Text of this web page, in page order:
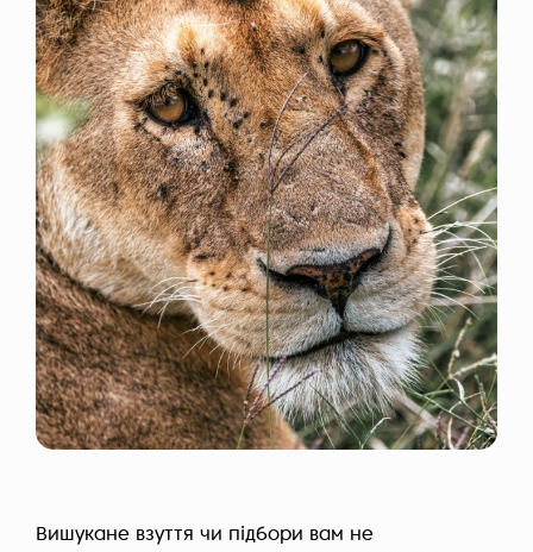
Вишукане взуття чи підбори вам не